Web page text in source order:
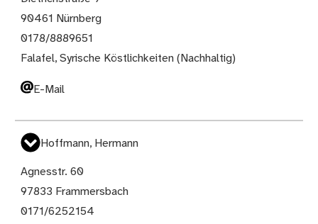
90461 Nürnberg
0178/8889651
Falafel, Syrische Köstlichkeiten (Nachhaltig)
E-Mail
Hoffmann, Hermann
Agnesstr. 60
97833 Frammersbach
0171/6252154